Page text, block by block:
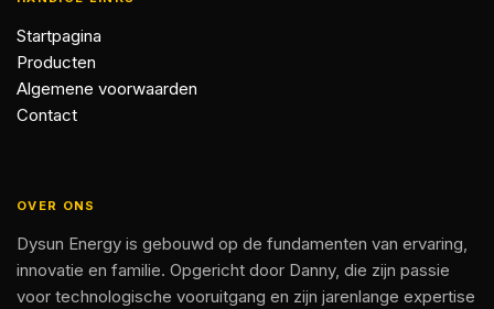
Startpagina
Producten
Algemene voorwaarden
Contact
OVER ONS
Dysun Energy is gebouwd op de fundamenten van ervaring,
innovatie en familie. Opgericht door Danny, die zijn passie
voor technologische vooruitgang en zijn jarenlange expertise